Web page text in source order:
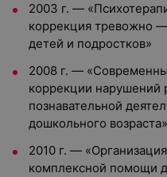
2003 г. —
коррекция тревожно —
детей и подростков»
2008 г. —
коррекции нарушений
познавательной
дошкольного возраста»
2010 г. —
комплексной помощи